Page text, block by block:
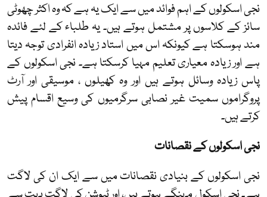
نجی اسکولوں کے اہم فوائد میں سے ایک یہ ہے کہ وہ اکثر چھوٹی
سائز کے کلاسوں پر مشتمل ہوتے ہیں۔ یہ طلباء کے لئے فائدہ
مند ہوسکتا ہے کیونکہ اس میں استاد زیادہ انفرادی توجہ دیتا
ہے اور زیادہ معیاری تعلیم مہیا کرسکتا ہے۔ نجی اسکولوں کے
پاس زیادہ وسائل ہوتے ہیں اور وہ کھیلوں ، موسیقی اور آرٹ
پروگراموں سمیت غیر نصابی سرگرمیوں کی وسیع اقسام پیش
کرتے ہیں۔
نجی اسکولوں کے نقصانات
نجی اسکولوں کے بنیادی نقصانات میں سے ایک ان کی لاگت